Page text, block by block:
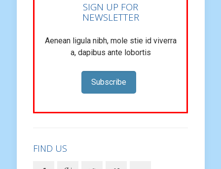
SIGN UP FOR
NEWSLETTER
Aenean ligula nibh, mole stie id viverra
a, dapibus ante lobortis
Subscribe
FIND US